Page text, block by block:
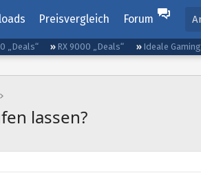
Preisvergleich Forum
„Deals“ RX 9000 „Deals“ Ideale
lassen?